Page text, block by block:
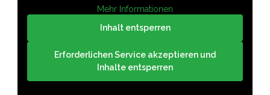
Mehr Informationen
Inhalt entsperren
Erforderlichen Service akzeptieren und
Inhalte entsperren